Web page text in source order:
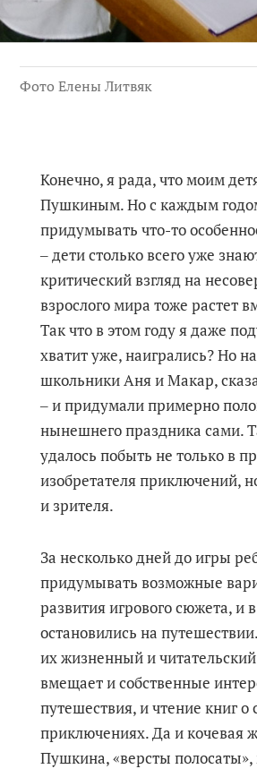
Фото Елены Литвяк
Конечно, я рада, что моим
Пушкиным. Но с каждым
придумывать что-то
‒ дети столько всего уже
критический взгляд на
взрослого мира тоже растет
Так что в этом году я даже
хватит уже, наигрались? Но
школьники Аня и Макар,
‒ и придумали примерно
нынешнего праздника сами.
удалось побыть не только в
изобретателя приключений,
и зрителя.
За несколько дней до игры
придумывать возможные
развития игрового сюжета, и
остановились на
их жизненный и
вмещает и собственные
путешествия, и чтение книг о
приключениях. Да и кочевая
Пушкина, «версты